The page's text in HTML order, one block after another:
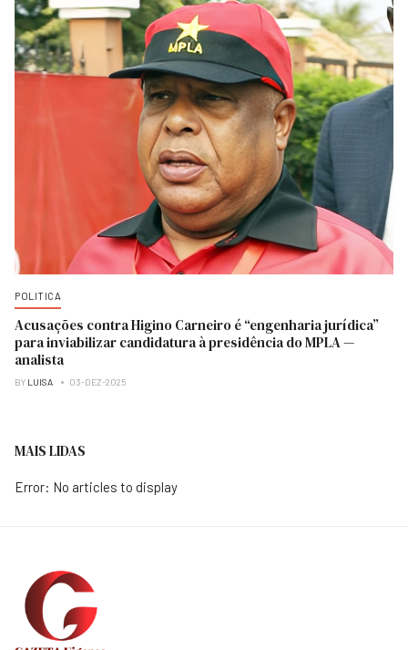
POLITICA
Acusações contra Higino Carneiro é “engenharia jurídica”
para inviabilizar candidatura à presidência do MPLA —
analista
BY LUISA 03-DEZ-2025
MAIS LIDAS
Error: No articles to display